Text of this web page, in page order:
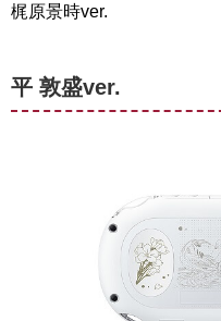
梶原景時ver.
平 敦盛ver.